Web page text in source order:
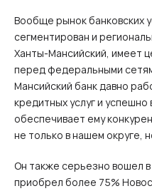
Вообще рынок банковских
сегментирован и
Ханты-Мансийский, имеет
перед федеральными
Мансийский банк давно
кредитных услуг и успешно
обеспечивает ему
не только в нашем округе,
Он также серьезно вошел
приобрел более 75%